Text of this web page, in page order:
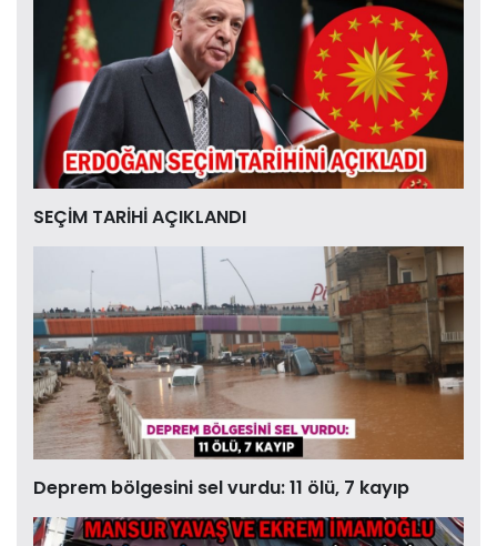
SEÇİM TARİHİ AÇIKLANDI
Deprem bölgesini sel vurdu: 11 ölü, 7 kayıp